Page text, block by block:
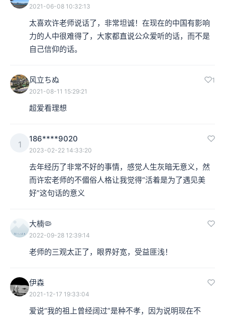
2021-06-08 10:32:13
太喜欢许老师说话了，非常坦诚！在现在的中国有影响
力的人中很难得了，大家都直说公众爱听的话，而不是
自己信仰的话。
风立ちぬ 1
2021-08-11 15:29:21
超爱看理想
1
186****9020
2023-02-22 14:33:20
去年经历了非常不好的事情，感觉人生灰暗无意义，然
而许宏老师的不𠋥俗人格让我觉得“活着是为了遇见美
好”这句话的意义
大楠🦠
2022-09-28 12:39:14
老师的三观太正了，眼界好宽，受益匪浅！
伊森
2021-12-17 19:33:04
爱说“我的祖上曾经阔过”是种不孝，因为说明现在不